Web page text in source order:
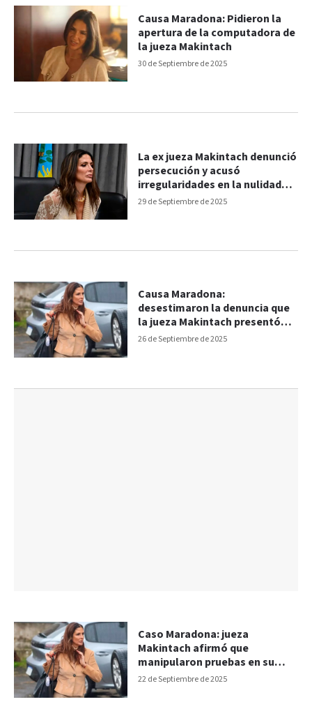
30 de Septiembre de 2025
Causa Maradona: Pidieron la
apertura de la computadora de
la jueza Makintach
29 de Septiembre de 2025
La ex jueza Makintach denunció
persecución y acusó
irregularidades en la nulidad
del juicio por Maradona
26 de Septiembre de 2025
Causa Maradona:
desestimaron la denuncia que
la jueza Makintach presentó
contra los fiscales
22 de Septiembre de 2025
Caso Maradona: jueza
Makintach afirmó que
manipularon pruebas en su
contra